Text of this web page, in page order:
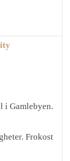
i Gamlebyen.
Frokost